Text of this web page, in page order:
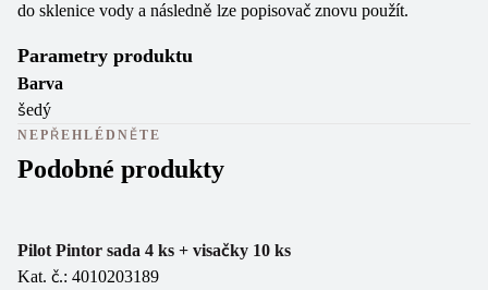
do sklenice vody a následně lze popisovač znovu použít.
Parametry produktu
Barva
šedý
NEPŘEHLÉDNĚTE
Podobné produkty
Pilot Pintor sada 4 ks + visačky 10 ks
Kat. č.: 4010203189